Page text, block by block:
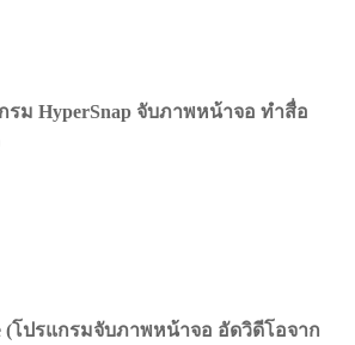
รม HyperSnap จับภาพหน้าจอ ทำสื่อ
(โปรแกรมจับภาพหน้าจอ อัดวิดีโอจาก